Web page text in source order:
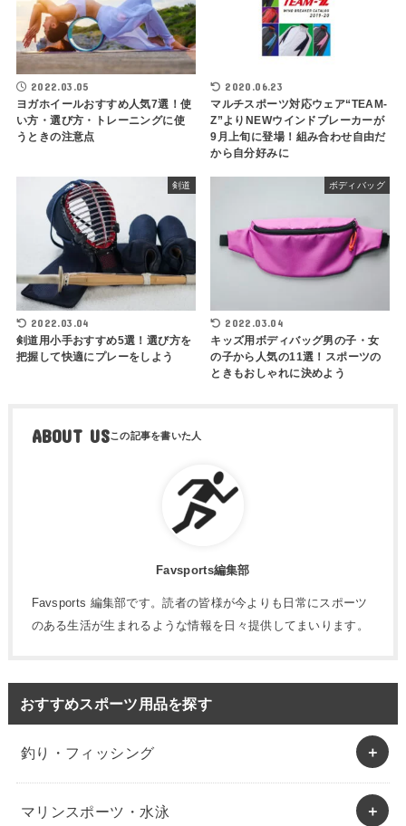
2022.03.05
ヨガホイールおすすめ人気7選！使
い方・選び方・トレーニングに使
うときの注意点
2020.06.23
マルチスポーツ対応ウェア“TEAM-
Z”よりNEWウインドブレーカーが
9月上旬に登場！組み合わせ自由だ
から自分好みに
剣道
2022.03.04
剣道用小手おすすめ5選！選び方を
把握して快適にプレーをしよう
ボディバッグ
2022.03.04
キッズ用ボディバッグ男の子・女
の子から人気の11選！スポーツの
ときもおしゃれに決めよう
ABOUT US
Favsports編集部
Favsports 編集部です。読者の皆様が今よりも日常にスポーツ
のある生活が生まれるような情報を日々提供してまいります。
おすすめスポーツ用品を探す
釣り・フィッシング
マリンスポーツ・水泳